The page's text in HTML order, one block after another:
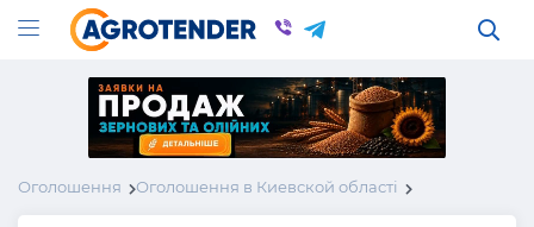
Оголошення Оголошення в Киевской області